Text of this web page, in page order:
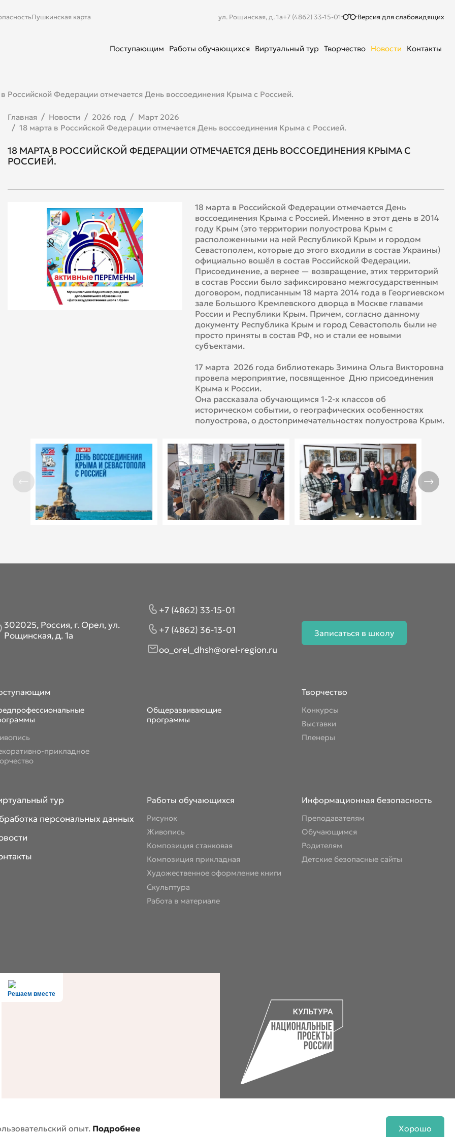
Пушкинская карта ул. Рощинская, д. 1а+7 (4862) 33-15-01 Версия для слабовидящих
Поступающим Работы обучающихся Виртуальный тур Творчество Новости Контакты
в Российской Федерации отмечается День воссоединения Крыма с Россией.
Главная Новости 2026 год
Март 2026
18 марта в Российской Федерации отмечается День воссоединения Крыма с Россией.
18 МАРТА В РОССИЙСКОЙ ФЕДЕРАЦИИ ОТМЕЧАЕТСЯ ДЕНЬ ВОССОЕДИНЕНИЯ КРЫМА С
РОССИЕЙ.
18 марта в Российской Федерации отмечается День
воссоединения Крыма с Россией. Именно в этот день в 2014
году Крым (это территории полуострова Крым с
расположенными на ней Республикой Крым и городом
Севастополем, которые до этого входили в состав Украины)
официально вошёл в состав Российской Федерации.
Присоединение, а вернее — возвращение, этих территорий
в состав России было зафиксировано межгосударственным
договором, подписанным 18 марта 2014 года в Георгиевском
зале Большого Кремлевского дворца в Москве главами
России и Республики Крым. Причем, согласно данному
документу Республика Крым и город Севастополь были не
просто приняты в состав РФ, но и стали ее новыми
субъектами.
17 марта 2026 года библиотекарь Зимина Ольга Викторовна
провела мероприятие, посвященное Дню присоединения
Крыма к России.
Она рассказала обучающимся 1-2-х классов об
историческом событии, о географических особенностях
полуострова, о достопримечательностях полуострова Крым.
302025, Россия, г. Орел, ул.
Рощинская, д. 1а
+7 (4862) 33-15-01
+7 (4862) 36-13-01
oo_orel_dhsh@orel-region.ru
Записаться в школу
прикладное
Общеразвивающие
программы
Творчество
Конкурсы
Выставки
Пленеры
тур
персональных данных
Работы обучающихся
Рисунок
Живопись
Композиция станковая
Композиция прикладная
Художественное оформление книги
Скульптура
Работа в материале
Информационная безопасность
Преподавателям
Обучающимся
Родителям
Детские безопасные сайты
Решаем вместе
конфиденциальности
опыт. Подробнее Хорошо